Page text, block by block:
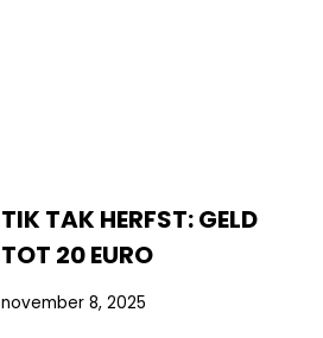
TIK TAK HERFST: GELD
TOT 20 EURO
november 8, 2025